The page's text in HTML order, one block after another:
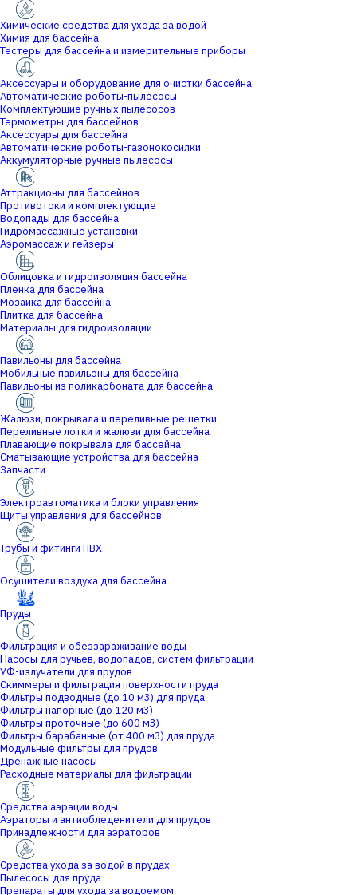
Химические средства для ухода за водой
Химия для бассейна
Тестеры для бассейна и измерительные приборы
Аксессуары и оборудование для очистки бассейна
Автоматические роботы-пылесосы
Комплектующие ручных пылесосов
Термометры для бассейнов
Аксессуары для бассейна
Автоматические роботы-газонокосилки
Аккумуляторные ручные пылесосы
Аттракционы для бассейнов
Противотоки и комплектующие
Водопады для бассейна
Гидромассажные установки
Аэромассаж и гейзеры
Облицовка и гидроизоляция бассейна
Пленка для бассейна
Мозаика для бассейна
Плитка для бассейна
Материалы для гидроизоляции
Павильоны для бассейна
Мобильные павильоны для бассейна
Павильоны из поликарбоната для бассейна
Жалюзи, покрывала и переливные решетки
Переливные лотки и жалюзи для бассейна
Плавающие покрывала для бассейна
Сматывающие устройства для бассейна
Запчасти
Электроавтоматика и блоки управления
Щиты управления для бассейнов
Трубы и фитинги ПВХ
Осушители воздуха для бассейна
Пруды
Фильтрация и обеззараживание воды
Насосы для ручьев, водопадов, систем фильтрации
УФ-излучатели для прудов
Скиммеры и фильтрация поверхности пруда
Фильтры подводные (до 10 м3) для пруда
Фильтры напорные (до 120 м3)
Фильтры проточные (до 600 м3)
Фильтры барабанные (от 400 м3) для пруда
Модульные фильтры для прудов
Дренажные насосы
Расходные материалы для фильтрации
Средства аэрации воды
Аэраторы и антиобледенители для прудов
Принадлежности для аэраторов
Средства ухода за водой в прудах
Пылесосы для пруда
Препараты для ухода за водоемом